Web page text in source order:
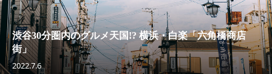
渋谷30分圏内のグルメ天国!? 横浜・白楽「六角橋商店
街」
2022.7.6